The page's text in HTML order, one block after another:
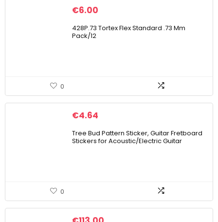
€6.00
428P.73 Tortex Flex Standard .73 Mm
Pack/12
0
€4.64
Tree Bud Pattern Sticker, Guitar Fretboard
Stickers for Acoustic/Electric Guitar
0